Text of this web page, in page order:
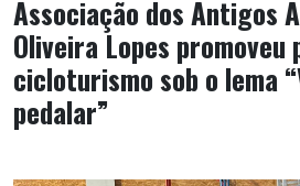
Associação dos Antigos
Oliveira Lopes promoveu
cicloturismo sob o lema
pedalar”